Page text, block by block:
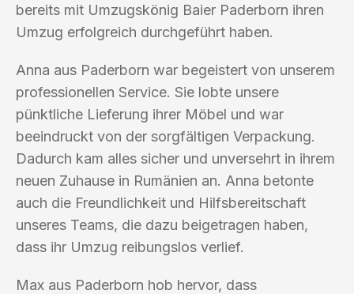
bereits mit Umzugskönig Baier Paderborn ihren
Umzug erfolgreich durchgeführt haben.
Anna aus Paderborn war begeistert von unserem
professionellen Service. Sie lobte unsere
pünktliche Lieferung ihrer Möbel und war
beeindruckt von der sorgfältigen Verpackung.
Dadurch kam alles sicher und unversehrt in ihrem
neuen Zuhause in Rumänien an. Anna betonte
auch die Freundlichkeit und Hilfsbereitschaft
unseres Teams, die dazu beigetragen haben,
dass ihr Umzug reibungslos verlief.
Max aus Paderborn hob hervor, dass